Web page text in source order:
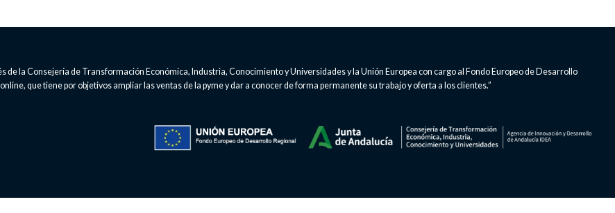
de la Consejería de Transformación Económica, Industria, Conocimiento y Universidades y la Unión Europea con cargo al Fondo Europeo de Desarrollo
que tiene por objetivos ampliar las ventas de la pyme y dar a conocer de forma permanente su trabajo y oferta a los clientes.”